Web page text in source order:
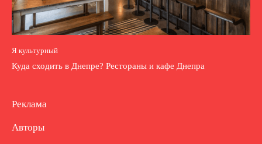
Я культурный
Куда сходить в Днепре? Рестораны и кафе Днепра
Реклама
Авторы